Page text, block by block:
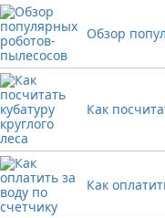
Обзор
Как
Как